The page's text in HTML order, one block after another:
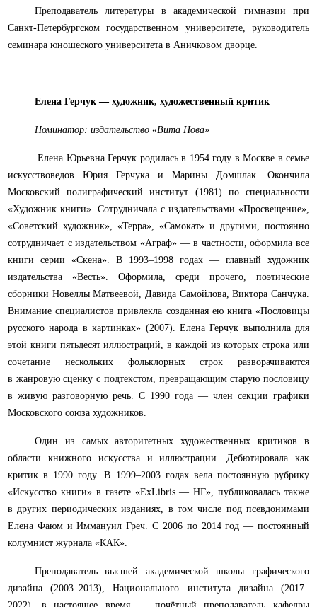
Преподаватель литературы в академической гимназии при
Санкт-Петербургском государственном университете, руководитель
семинара юношеского университета в Аничковом дворце.
Елена Герчук — художник, художественный критик
Номинатор: издательство «Вита Нова»
Елена Юрьевна Герчук родилась в 1954 году в Москве в семье
искусствоведов Юрия Герчука и Марины Домшлак. Окончила
Московский полиграфический институт (1981) по специальности
«Художник книги». Сотрудничала с издательствами «Просвещение»,
«Советский художник», «Терра», «Самокат» и другими, постоянно
сотрудничает с издательством «Аграф» — в частности, оформила все
книги серии «Скена». В 1993–1998 годах — главный художник
издательства «Весть». Оформила, среди прочего, поэтические
сборники Новеллы Матвеевой, Давида Самойлова, Виктора Санчука.
Внимание специалистов привлекла созданная ею книга «Пословицы
русского народа в картинках» (2007). Елена Герчук выполнила для
этой книги пятьдесят иллюстраций, в каждой из которых строка или
сочетание нескольких фольклорных строк разворачиваются
в жанровую сценку с подтекстом, превращающим старую пословицу
в живую разговорную речь. С 1990 года — член секции графики
Московского союза художников.
Один из самых авторитетных художественных критиков в
области книжного искусства и иллюстрации. Дебютировала как
критик в 1990 году. В 1999–2003 годах вела постоянную рубрику
«Искусство книги» в газете «ExLibris — НГ», публиковалась также
в других периодических изданиях, в том числе под псевдонимами
Елена Фаюм и Иммануил Греч. С 2006 по 2014 год — постоянный
колумнист журнала «КАК».
Преподаватель высшей академической школы графического
дизайна (2003–2013), Национального института дизайна (2017–